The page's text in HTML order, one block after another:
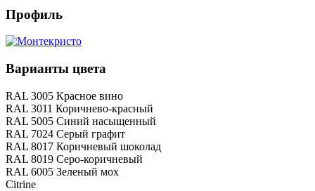
Профиль
Варианты цвета
RAL 3005 Красное вино
RAL 3011 Коричнево-красный
RAL 5005 Синий насыщенный
RAL 7024 Серый графит
RAL 8017 Коричневый шоколад
RAL 8019 Серо-коричневый
RAL 6005 Зеленый мох
Citrine